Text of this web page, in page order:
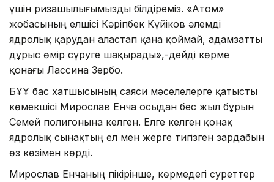
үшін ризашылығымызды білдіреміз. «Атом»
жобасының елшісі Кәріпбек Күйіков әлемді
ядролық қарудан аластап қана қоймай, адамзатты
дұрыс өмір сүруге шақырады»,-дейді көрме
қонағы Лассина Зербо.
БҰҰ бас хатшысының саяси мәселелерге қатысты
көмекшісі Мирослав Енча осыдан бес жыл бұрын
Семей полигонына келген. Елге келген қонақ
ядролық сынақтың ел мен жерге тигізген зардабын
өз көзімен көрді.
Мирослав Енчаның пікірінше, көрмедегі суреттер